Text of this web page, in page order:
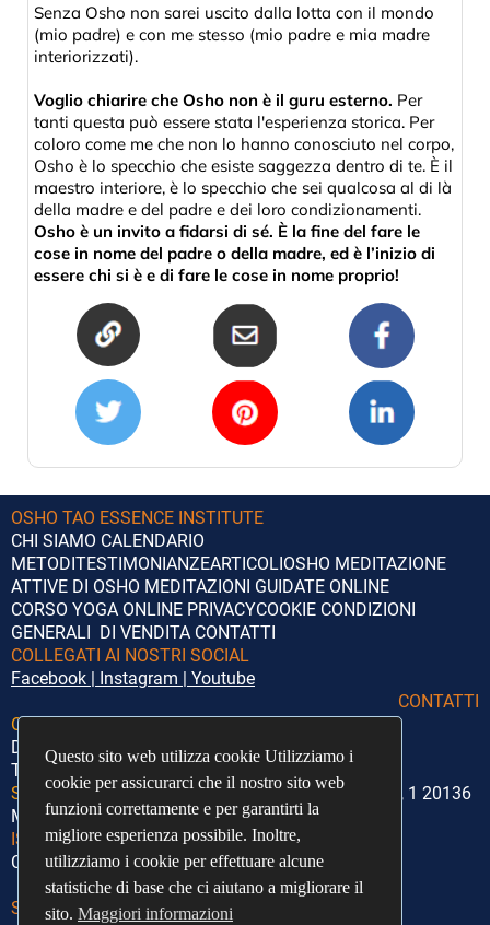
Questo sito web utilizza cookie Utilizziamo i
cookie per assicurarci che il nostro sito web
funzioni correttamente e per garantirti la
migliore esperienza possibile. Inoltre,
utilizziamo i cookie per effettuare alcune
statistiche di base che ci aiutano a migliorare il
sito. Maggiori informazioni
Questo sito web utilizza cookie Utilizziamo i
cookie per assicurarci che il nostro sito web
funzioni correttamente e per garantirti la
migliore esperienza possibile. Inoltre,
utilizziamo i cookie per effettuare alcune
statistiche di base che ci aiutano a migliorare il
sito. Maggiori informazioni
Senza Osho non sarei uscito dalla lotta con il mondo
(mio padre) e con me stesso (mio padre e mia madre
interiorizzati).
Voglio chiarire che Osho non è il guru esterno. Per
tanti questa può essere stata l'esperienza storica. Per
coloro come me che non lo hanno conosciuto nel corpo,
Osho è lo specchio che esiste saggezza dentro di te. È il
maestro interiore, è lo specchio che sei qualcosa al di là
della madre e del padre e dei loro condizionamenti.
Osho è un invito a fidarsi di sé. È la fine del fare le
cose in nome del padre o della madre, ed è l’inizio di
essere chi si è e di fare le cose in nome proprio!
OSHO TAO ESSENCE INSTITUTE
CHI SIAMO CALENDARIO
METODITESTIMONIANZEARTICOLIOSHO MEDITAZIONE
ATTIVE DI OSHO MEDITAZIONI GUIDATE ONLINE
CORSO YOGA ONLINE PRIVACYCOOKIE CONDIZIONI
GENERALI DI VENDITA CONTATTI
COLLEGATI AI NOSTRI SOCIAL
Facebook | Instagram | Youtube
CONTATTI
Orari di segreteria:Lunedì – Giovedì
Dalle 14:00 alle 18:00
Telefono:
Sede Legale:Associazione O.TAO Via Giosuè Borsi, 1 20136
Milano
ISCRIVITI ALLA NEWSLETTER
Cosa riceverai con la newsletter?
Scoprilo QUI